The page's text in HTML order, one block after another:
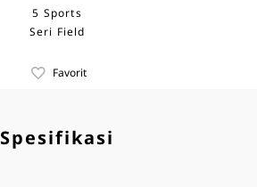
5 Sports
Seri Field
Favorit
Spesifikasi